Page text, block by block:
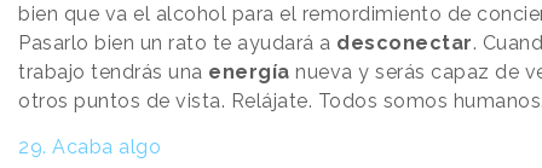
bien que va el alcohol para el remordimiento de
Pasarlo bien un rato te ayudará a desconectar.
trabajo tendrás una energía nueva y serás capaz de
otros puntos de vista. Relájate. Todos somos
29. Acaba algo